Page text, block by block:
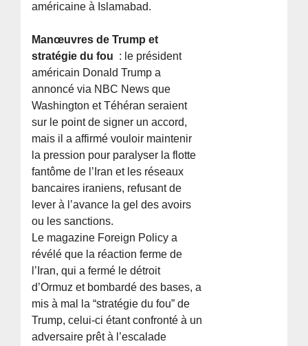
américaine à Islamabad.
Manœuvres de Trump et
stratégie du fou : le président
américain Donald Trump a
annoncé via NBC News que
Washington et Téhéran seraient
sur le point de signer un accord,
mais il a affirmé vouloir maintenir
la pression pour paralyser la flotte
fantôme de l’Iran et les réseaux
bancaires iraniens, refusant de
lever à l’avance la gel des avoirs
ou les sanctions.
Le magazine Foreign Policy a
révélé que la réaction ferme de
l’Iran, qui a fermé le détroit
d’Ormuz et bombardé des bases, a
mis à mal la “stratégie du fou” de
Trump, celui-ci étant confronté à un
adversaire prêt à l’escalade